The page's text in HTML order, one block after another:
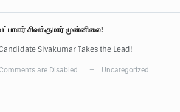
சிவக்குமார் முன்னிலை!
Sivakumar Takes the Lead!
are Disabled — Uncategorized